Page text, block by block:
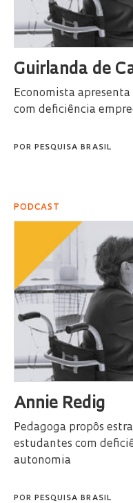
Guirlanda de
Economista apresenta
com deficiência
POR PESQUISA BRASIL
PODCAST
Annie Redig
Pedagoga propôs
estudantes com
autonomia
POR PESQUISA BRASIL